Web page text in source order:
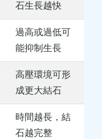
石生長越快
過高或過低可
能抑制生長
高壓環境可形
成更大結石
時間越長，結
石越完整